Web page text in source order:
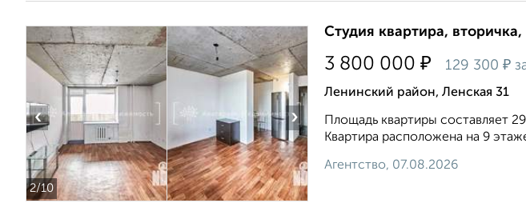
2/10
‹ ›
Студия квартира,
3 800 000 ₽ 129 300 ₽
Ленинский район, Ленская 31
Площадь квартиры составляет
Квартира расположена на 9
Агентство, 07.08.2026